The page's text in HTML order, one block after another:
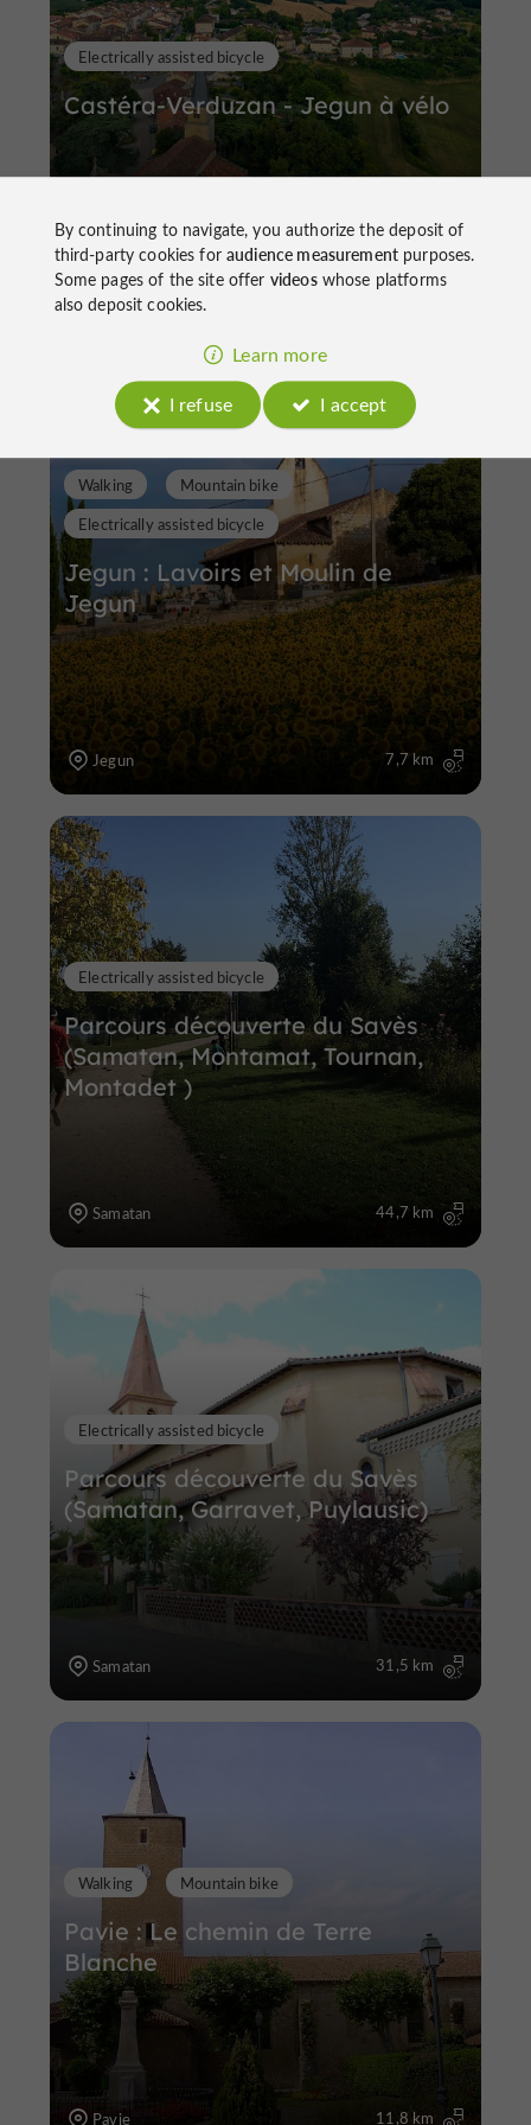
Castéra-Verduzan - Jegun à vélo
Electrically assisted bicycle
Castéra-Verduzan 41,5 km
Jegun : Lavoirs et Moulin de
Jegun
Walking
Mountain bike
Electrically assisted bicycle
Jegun 7,7 km
Parcours découverte du Savès
(Samatan, Montamat, Tournan,
Montadet )
Electrically assisted bicycle
Samatan 44,7 km
Parcours découverte du Savès
(Samatan, Garravet, Puylausic)
Electrically assisted bicycle
Samatan 31,5 km
Pavie : Le chemin de Terre
Blanche
Walking Mountain bike
Pavie 11,8 km
By continuing to navigate, you authorize the deposit of
third-party cookies foraudience measurementpurposes.
Some pages of the site offer videoswhose platforms
also deposit cookies.
Learn more
I refuse
I accept